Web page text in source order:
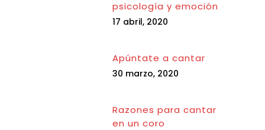
psicología y emoción
17 abril, 2020
Apúntate a cantar
30 marzo, 2020
Razones para cantar
en un coro